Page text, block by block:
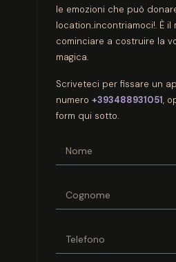
le emozioni che può
location..incontriamoci!. È
cominciare a costruire la
magica.
Scriveteci per fissare un
numero +393488931051,
form qui sotto.